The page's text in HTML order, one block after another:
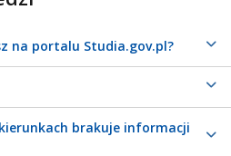
na portalu Studia.gov.pl?
brakuje informacji